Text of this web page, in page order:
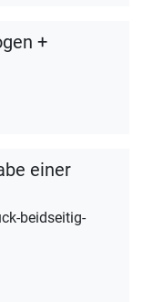
+
einer
beidseitig-